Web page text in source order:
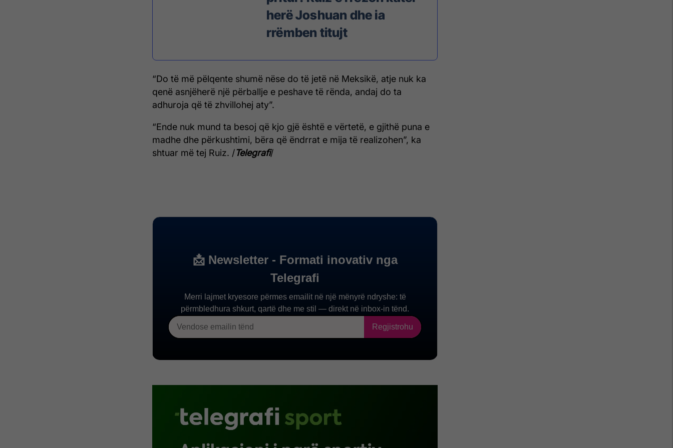
herë Joshuan dhe ia
rrëmben titujt
“Do të më pëlqente shumë nëse do të jetë në Meksikë, atje nuk ka
qenë asnjëherë një përballje e peshave të rënda, andaj do ta
adhuroja që të zhvillohej aty”.
“Ende nuk mund ta besoj që kjo gjë është e vërtetë, e gjithë puna e
madhe dhe përkushtimi, bëra që ëndrrat e mija të realizohen”, ka
shtuar më tej Ruiz. /Telegrafi/